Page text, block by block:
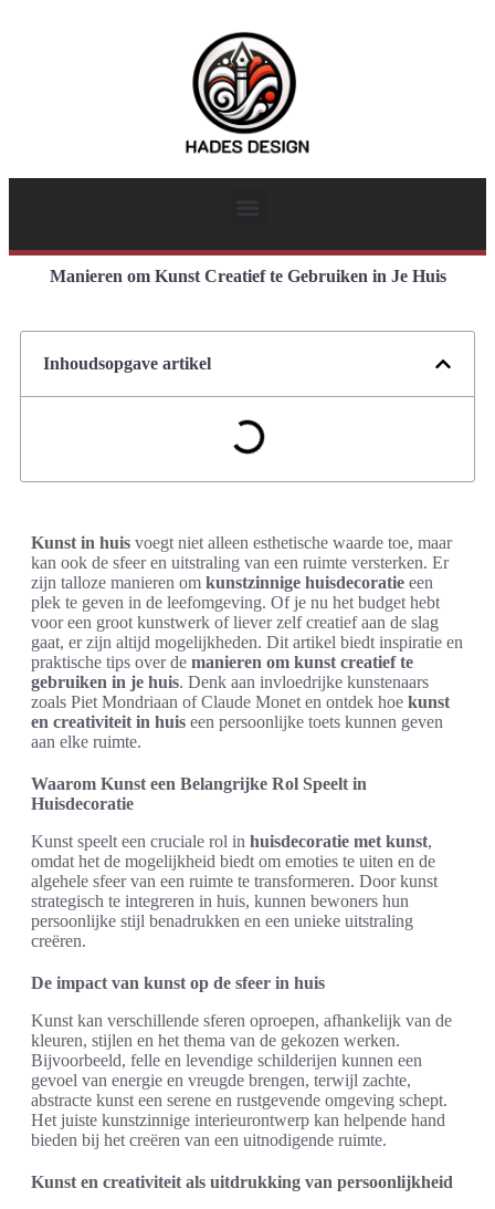
Manieren om Kunst Creatief te Gebruiken in Je Huis
Inhoudsopgave artikel
Kunst in huis voegt niet alleen esthetische waarde toe, maar
kan ook de sfeer en uitstraling van een ruimte versterken. Er
zijn talloze manieren om kunstzinnige huisdecoratie een
plek te geven in de leefomgeving. Of je nu het budget hebt
voor een groot kunstwerk of liever zelf creatief aan de slag
gaat, er zijn altijd mogelijkheden. Dit artikel biedt inspiratie en
praktische tips over de manieren om kunst creatief te
gebruiken in je huis. Denk aan invloedrijke kunstenaars
zoals Piet Mondriaan of Claude Monet en ontdek hoe kunst
en creativiteit in huis een persoonlijke toets kunnen geven
aan elke ruimte.
Waarom Kunst een Belangrijke Rol Speelt in
Huisdecoratie
Kunst speelt een cruciale rol in huisdecoratie met kunst,
omdat het de mogelijkheid biedt om emoties te uiten en de
algehele sfeer van een ruimte te transformeren. Door kunst
strategisch te integreren in huis, kunnen bewoners hun
persoonlijke stijl benadrukken en een unieke uitstraling
creëren.
De impact van kunst op de sfeer in huis
Kunst kan verschillende sferen oproepen, afhankelijk van de
kleuren, stijlen en het thema van de gekozen werken.
Bijvoorbeeld, felle en levendige schilderijen kunnen een
gevoel van energie en vreugde brengen, terwijl zachte,
abstracte kunst een serene en rustgevende omgeving schept.
Het juiste kunstzinnige interieurontwerp kan helpende hand
bieden bij het creëren van een uitnodigende ruimte.
Kunst en creativiteit als uitdrukking van persoonlijkheid